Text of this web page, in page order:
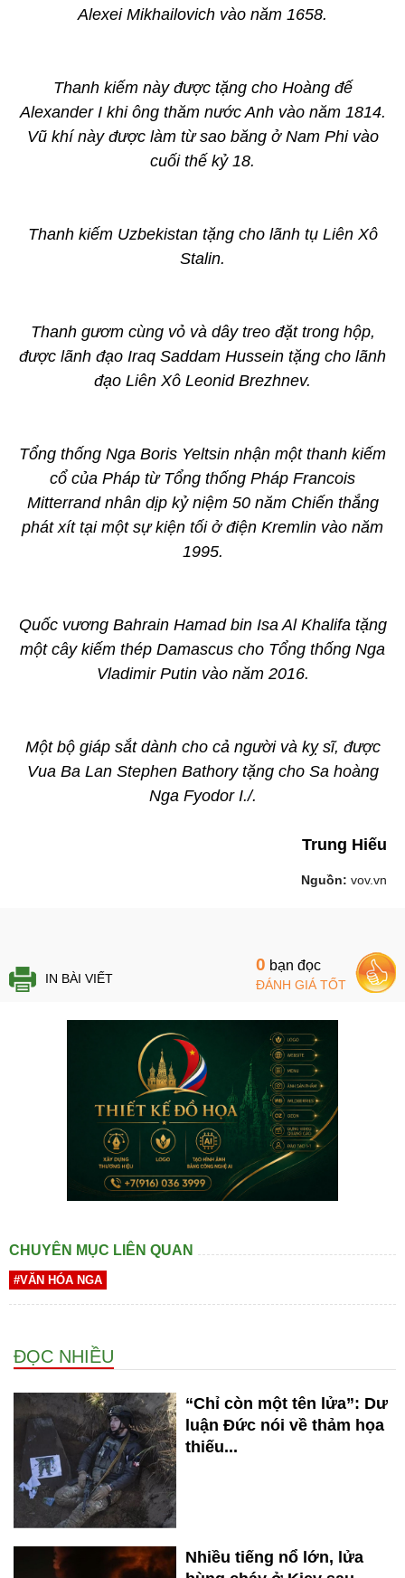
Alexei Mikhailovich vào năm 1658.
Thanh kiếm này được tặng cho Hoàng đế
Alexander I khi ông thăm nước Anh vào năm 1814.
Vũ khí này được làm từ sao băng ở Nam Phi vào
cuối thế kỷ 18.
Thanh kiếm Uzbekistan tặng cho lãnh tụ Liên Xô
Stalin.
Thanh gươm cùng vỏ và dây treo đặt trong hộp,
được lãnh đạo Iraq Saddam Hussein tặng cho lãnh
đạo Liên Xô Leonid Brezhnev.
Tổng thống Nga Boris Yeltsin nhận một thanh kiếm
cổ của Pháp từ Tổng thống Pháp Francois
Mitterrand nhân dịp kỷ niệm 50 năm Chiến thắng
phát xít tại một sự kiện tối ở điện Kremlin vào năm
1995.
Quốc vương Bahrain Hamad bin Isa Al Khalifa tặng
một cây kiếm thép Damascus cho Tổng thống Nga
Vladimir Putin vào năm 2016.
Một bộ giáp sắt dành cho cả người và kỵ sĩ, được
Vua Ba Lan Stephen Bathory tặng cho Sa hoàng
Nga Fyodor I./.
Trung Hiếu
Nguồn: vov.vn
IN BÀI VIẾT
0 bạn đọc
ĐÁNH GIÁ TỐT
CHUYÊN MỤC LIÊN QUAN
#VĂN HÓA NGA
ĐỌC NHIỀU
“Chỉ còn một tên lửa”: Dư
luận Đức nói về thảm họa
thiếu...
Nhiều tiếng nổ lớn, lửa